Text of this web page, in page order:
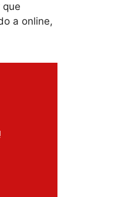
que
a online,